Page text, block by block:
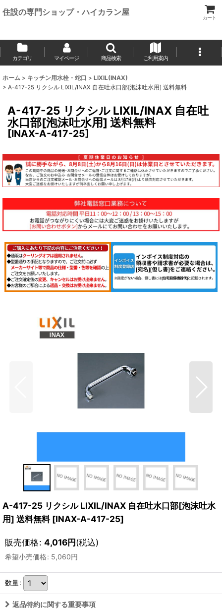
住設の専門ショップ・ハイカラン屋
カート
カテゴリ マイページ 商品検索 ご利用案内
ホーム > キッチン用水栓・蛇口 > LIXIL(INAX)
> A-417-25 リクシル LIXIL/INAX 自在吐水口部[泡沫吐水用] 送料無料
A-417-25 リクシル LIXIL/INAX 自在吐
水口部[泡沫吐水用] 送料無料
[INAX-A-417-25]
A-417-25 リクシル LIXIL/INAX 自在吐水口部[泡沫吐水
用] 送料無料 [INAX-A-417-25]
販売価格: 4,016円(税込)
希望小売価格: 5,060円
数量:
返品特約に関する重要事項